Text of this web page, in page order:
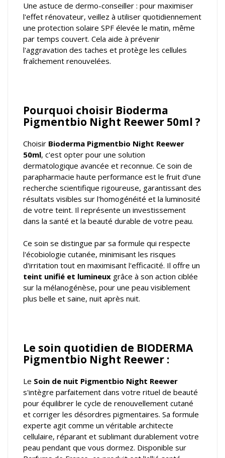
Une astuce de dermo-conseiller : pour maximiser
l'effet rénovateur, veillez à utiliser quotidiennement
une protection solaire SPF élevée le matin, même
par temps couvert. Cela aide à prévenir
l'aggravation des taches et protège les cellules
fraîchement renouvelées.
Pourquoi choisir Bioderma
Pigmentbio Night Reewer 50ml ?
Choisir Bioderma Pigmentbio Night Reewer
50ml, c'est opter pour une solution
dermatologique avancée et reconnue. Ce soin de
parapharmacie haute performance est le fruit d'une
recherche scientifique rigoureuse, garantissant des
résultats visibles sur l'homogénéité et la luminosité
de votre teint. Il représente un investissement
dans la santé et la beauté durable de votre peau.
Ce soin se distingue par sa formule qui respecte
l'écobiologie cutanée, minimisant les risques
d'irritation tout en maximisant l'efficacité. Il offre un
teint unifié et lumineux grâce à son action ciblée
sur la mélanogénèse, pour une peau visiblement
plus belle et saine, nuit après nuit.
Le soin quotidien de BIODERMA
Pigmentbio Night Reewer :
Le Soin de nuit Pigmentbio Night Reewer
s'intègre parfaitement dans votre rituel de beauté
pour équilibrer le cycle de renouvellement cutané
et corriger les désordres pigmentaires. Sa formule
experte agit comme un véritable architecte
cellulaire, réparant et sublimant durablement votre
peau pendant que vous dormez. Disponible sur